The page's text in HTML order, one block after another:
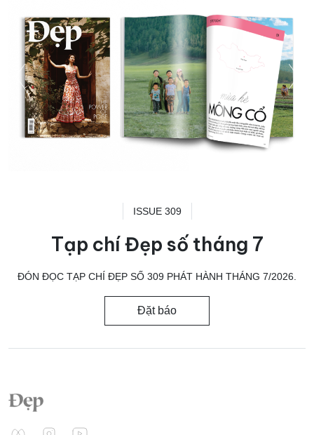
ISSUE 309
Tạp chí Đẹp số tháng 7
ĐÓN ĐỌC TẠP CHÍ ĐẸP SỐ 309 PHÁT HÀNH THÁNG 7/2026.
Đặt báo